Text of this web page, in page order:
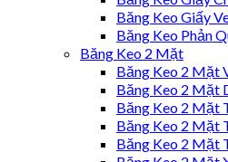
Băng Keo Giấy
Băng Keo Phản
Băng Keo 2 Mặt
Băng Keo 2 Mặt
Băng Keo 2 Mặt
Băng Keo 2 Mặt
Băng Keo 2 Mặt
Băng Keo 2 Mặt